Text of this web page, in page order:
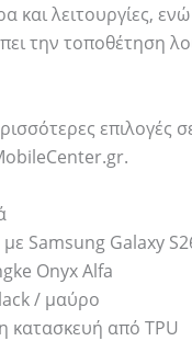
και λειτουργίες, ενώ
την τοποθέτηση
επιλογές
Samsung Galaxy
Onyx Alfa
/ μαύρο
κατασκευή από TPU